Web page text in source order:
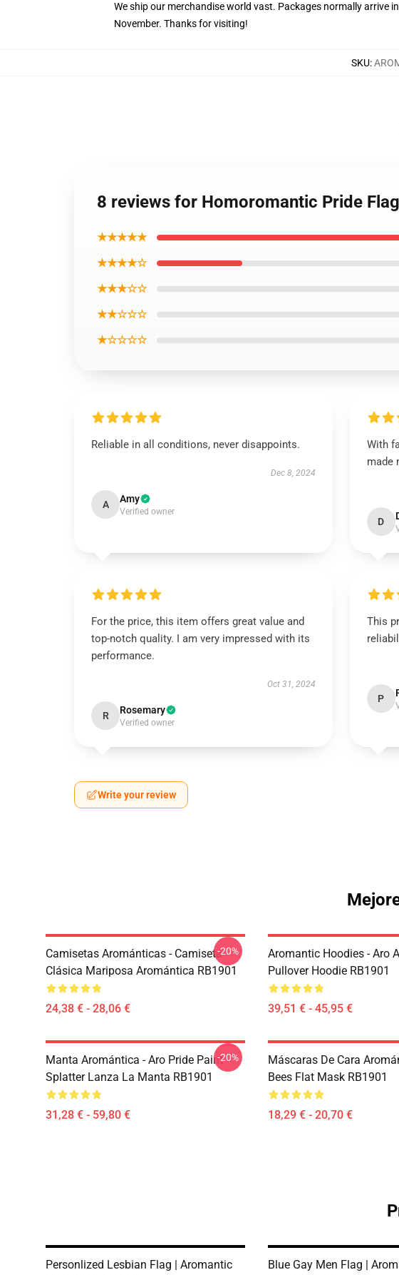
We ship our merchandise world vast. Packages normally arrive
November. Thanks for visiting!
SKU:
8 reviews for Homoromantic Pride
★★★★★
★★★★☆
★★★☆☆
★★☆☆☆
★☆☆☆☆
Reliable in all conditions, never disappoints.
Dec 8, 2024
A Amy
Verified owner
With
made
D
For the price, this item offers great value and
top-notch quality. I am very impressed with its
performance.
Oct 31, 2024
R Rosemary
Verified owner
This
P
Write your review
Camisetas Arománticas - Camiseta
Clásica Mariposa Aromántica RB1901
24,38 € - 28,06 €
-20%
Aromantic Hoodies - Aro
Pullover Hoodie RB1901
39,51 € - 45,95 €
Manta Aromántica - Aro Pride Paint
Splatter Lanza La Manta RB1901
31,28 € - 59,80 €
-20%
Máscaras De Cara
Bees Flat Mask RB1901
18,29 € - 20,70 €
Personlized Lesbian Flag | Aromantic
Blue Gay Men Flag |